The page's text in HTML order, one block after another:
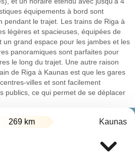
équipements à bord sont
pendant le trajet. Les trains de Riga à
légères et spacieuses, équipées de
un grand espace pour les jambes et les
panoramiques sont parfaites pour
le long du trajet. Une autre raison
de Riga à Kaunas est que les gares
villes et sont facilement
publics, ce qui permet de se déplacer
269 km Kaunas